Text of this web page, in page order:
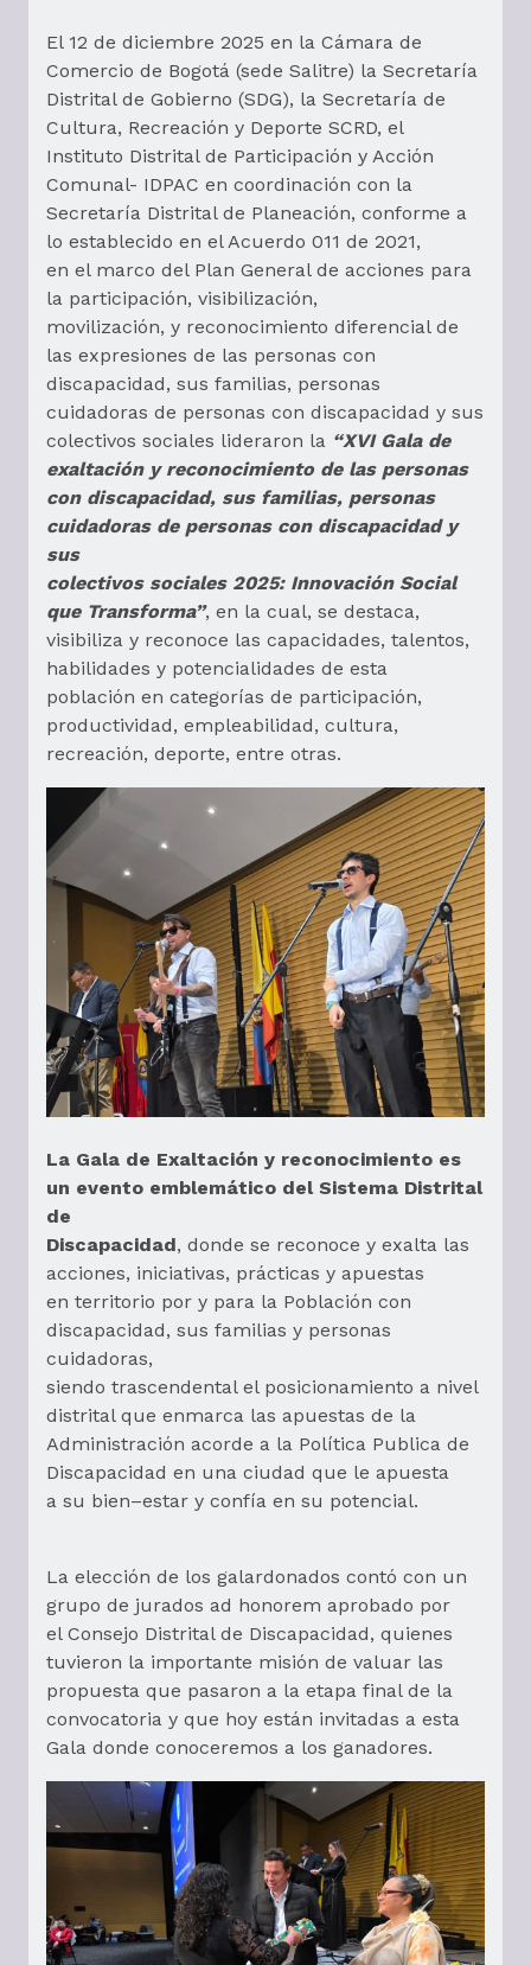
El 12 de diciembre 2025 en la Cámara de
Comercio de Bogotá (sede Salitre) la Secretaría
Distrital de Gobierno (SDG), la Secretaría de
Cultura, Recreación y Deporte SCRD, el
Instituto Distrital de Participación y Acción
Comunal- IDPAC en coordinación con la
Secretaría Distrital de Planeación, conforme a
lo establecido en el Acuerdo 011 de 2021,
en el marco del Plan General de acciones para
la participación, visibilización,
movilización, y reconocimiento diferencial de
las expresiones de las personas con
discapacidad, sus familias, personas
cuidadoras de personas con discapacidad y sus
colectivos sociales lideraron la “XVI Gala de
exaltación y reconocimiento de las personas
con discapacidad, sus familias, personas
cuidadoras de personas con discapacidad y
sus
colectivos sociales 2025: Innovación Social
que Transforma”, en la cual, se destaca,
visibiliza y reconoce las capacidades, talentos,
habilidades y potencialidades de esta
población en categorías de participación,
productividad, empleabilidad, cultura,
recreación, deporte, entre otras.
La Gala de Exaltación y reconocimiento es
un evento emblemático del Sistema Distrital
de
Discapacidad, donde se reconoce y exalta las
acciones, iniciativas, prácticas y apuestas
en territorio por y para la Población con
discapacidad, sus familias y personas
cuidadoras,
siendo trascendental el posicionamiento a nivel
distrital que enmarca las apuestas de la
Administración acorde a la Política Publica de
Discapacidad en una ciudad que le apuesta
a su bien–estar y confía en su potencial.
La elección de los galardonados contó con un
grupo de jurados ad honorem aprobado por
el Consejo Distrital de Discapacidad, quienes
tuvieron la importante misión de valuar las
propuesta que pasaron a la etapa final de la
convocatoria y que hoy están invitadas a esta
Gala donde conoceremos a los ganadores.